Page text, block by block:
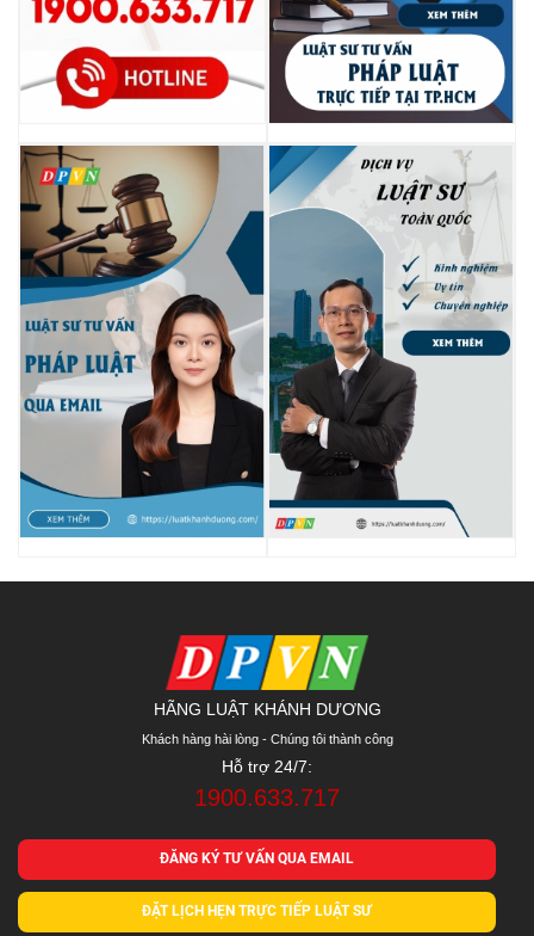
HÃNG LUẬT KHÁNH DƯƠNG
Khách hàng hài lòng - Chúng tôi thành công
Hỗ trợ 24/7:
1900.633.717
ĐĂNG KÝ TƯ VẤN QUA EMAIL
ĐẶT LỊCH HẸN TRỰC TIẾP LUẬT SƯ